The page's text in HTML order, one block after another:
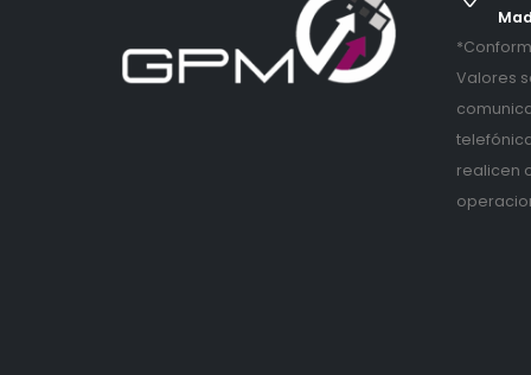
Valores
realicen